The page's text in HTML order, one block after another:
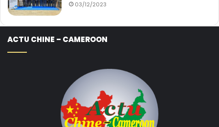
03/12/2023
ACTU CHINE – CAMEROON